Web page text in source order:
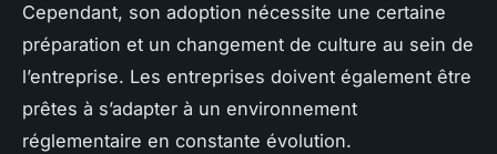
Cependant, son adoption nécessite une certaine
préparation et un changement de culture au sein de
l’entreprise. Les entreprises doivent également être
prêtes à s’adapter à un environnement
réglementaire en constante évolution.